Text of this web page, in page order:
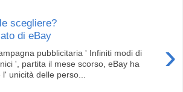
scegliere?
di eBay
›
pubblicitaria ' Infiniti modi di
', partita il mese scorso, eBay ha
unicità delle perso...